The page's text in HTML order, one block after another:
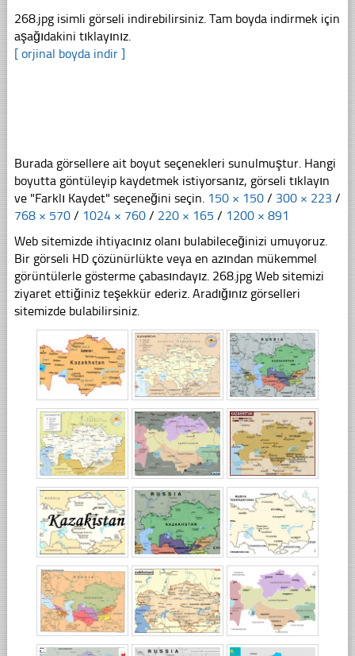
268.jpg isimli görseli indirebilirsiniz. Tam boyda indirmek için
aşağıdakini tıklayınız.
[ orjinal boyda indir ]
Burada görsellere ait boyut seçenekleri sunulmuştur. Hangi
boyutta göntüleyip kaydetmek istiyorsanız, görseli tıklayın
ve "Farklı Kaydet" seçeneğini seçin. 150 × 150 / 300 × 223 /
768 × 570 / 1024 × 760 / 220 × 165 / 1200 × 891
Web sitemizde ihtiyacınız olanı bulabileceğinizi umuyoruz.
Bir görseli HD çözünürlükte veya en azından mükemmel
görüntülerle gösterme çabasındayız. 268.jpg Web sitemizi
ziyaret ettiğiniz teşekkür ederiz. Aradığınız görselleri
sitemizde bulabilirsiniz.